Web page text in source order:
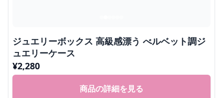
ジュエリーボックス 高級感漂う べルベット調ジ
ュエリーケース
¥2,280
商品の詳細を見る